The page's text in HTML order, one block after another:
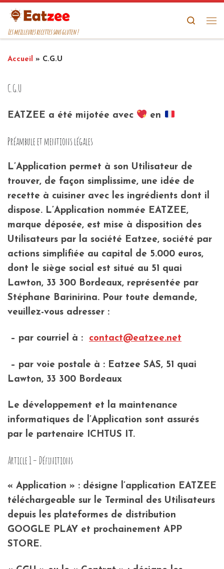
Passer au contenu
Les meilleures recettes sans gluten !
Search
Accueil » C.G.U
C.G.U
EATZEE a été mijotée avec en
Préambule et mentions légales
L’Application permet à son Utilisateur de
trouver, de façon simplissime, une idée de
recette à cuisiner avec les ingrédients dont il
dispose. L’Application nommée EATZEE,
marque déposée, est mise à disposition des
Utilisateurs par la société Eatzee, société par
actions simplifiée au capital de 5.000 euros,
dont le siège social est situé au 51 quai
Lawton, 33 300 Bordeaux, représentée par
Stéphane Barinirina. Pour toute demande,
veuillez-vous adresser :
– par courriel à : contact@eatzee.net
– par voie postale à : Eatzee SAS, 51 quai
Lawton, 33 300 Bordeaux
Le développement et la maintenance
informatiques de l’Application sont assurés
par le partenaire ICHTUS IT.
Article 1 – Définitions
« Application » : désigne l’application EATZEE
téléchargeable sur le Terminal des Utilisateurs
depuis les plateformes de distribution
GOOGLE PLAY et prochainement APP
STORE.